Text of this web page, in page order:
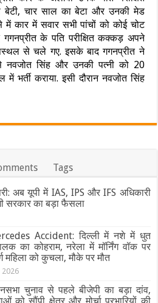
चार साल का बेटा और उनकी मेड
में कार में सवार सभी पांचों को कोई चोट
के पति परीक्षित कक्कड़ अपने
से चले गए. इसके बाद गगनप्रीत ने
नवजोत सिंह और उनकी पत्नी को 20
भर्ती कराया. इसी दौरान नवजोत सिंह
Tags
अब यूपी में IAS, IPS और IFS अधिकारी
सरकार का बड़ा फैसला
Accident: दिल्ली में नशे में धुत
का कोहराम, नरेला में मॉर्निंग वॉक पर
महिला को कुचला, मौके पर मौत
2026
चुनाव से पहले बीजेपी का बड़ा दांव,